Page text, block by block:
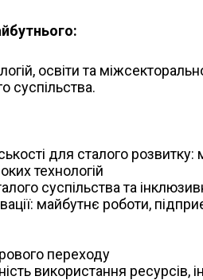
освіти та
суспільства.
для сталого розвитку:
технологій
суспільства та
майбутнє роботи,
переходу
використання ресурсів,